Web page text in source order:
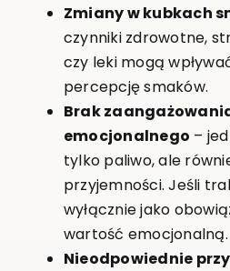
Zmiany w kubkach
czynniki zdrowotne,
czy leki mogą
percepcję smaków.
Brak
emocjonalnego –
tylko paliwo, ale
przyjemności. Jeśli
wyłącznie jako
wartość emocjonalną.
Nieodpowiednie